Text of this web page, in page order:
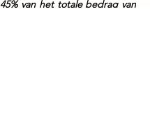
45% van het totale bedrag van